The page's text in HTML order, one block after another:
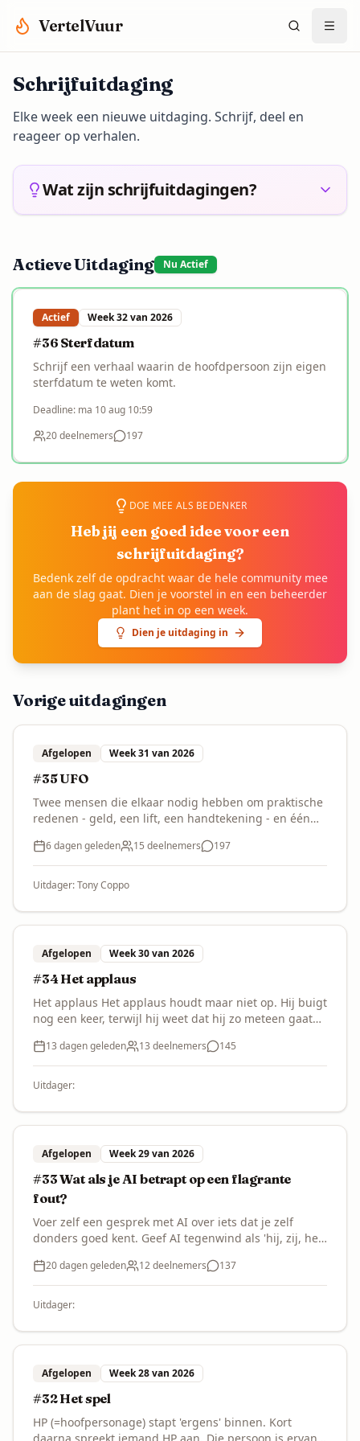
VertelVuur
Schrijfuitdaging
Elke week een nieuwe uitdaging. Schrijf, deel en
reageer op verhalen.
Wat zijn schrijfuitdagingen?
Actieve Uitdaging Nu Actief
Actief Week 32 van 2026
#36 Sterfdatum
Schrijf een verhaal waarin de hoofdpersoon zijn eigen
sterfdatum te weten komt.
Deadline: ma 10 aug 10:59
20deelnemers 197
DOE MEE ALS BEDENKER
Heb jij een goed idee voor een
schrijfuitdaging?
Bedenk zelf de opdracht waar de hele community mee
aan de slag gaat. Dien je voorstel in en een beheerder
plant het in op een week.
Dien je uitdaging in
Vorige uitdagingen
Afgelopen Week 31 van 2026
#35 UFO
Twee mensen die elkaar nodig hebben om praktische
redenen - geld, een lift, een handtekening - en één
beeld. Wat je schrijft is het gesprek daarna, of het
gesprek drie weken daarna, waarin het onderwerp
één keer wordt aangeraakt en meteen weer
woord waarmee de ander het zou benoemen.
6 dagen geleden 15 deelnemers 197
Uitdager:Tony Coppo
Afgelopen Week 30 van 2026
#34 Het applaus
Het applaus Het applaus houdt maar niet op. Hij buigt
nog een keer, terwijl hij weet dat hij zo meteen gaat
daar op het podium? Waarom applaudisseert het
publiek? En wat is de boodschap die alles kan doen
kantelen? Misschien verandert er na die paar zinnen
13 dagen geleden 13 deelnemers 145
Uitdager:
Afgelopen Week 29 van 2026
#33 Wat als je AI betrapt op een flagrante
fout?
Voer zelf een gesprek met AI over iets dat je zelf
donders goed kent. Geef AI tegenwind als 'hij, zij, het'
Jouw vraag en antwoord maken het verhaal.
20 dagen geleden 12deelnemers 137
Uitdager:
Afgelopen Week 28 van 2026
#32 Het spel
HP (=hoofpersonage) stapt 'ergens' binnen. Kort